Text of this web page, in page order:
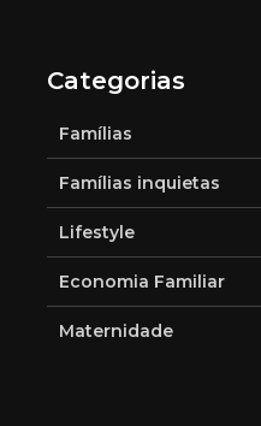
Categorias
Famílias
Famílias inquietas
Lifestyle
Economia Familiar
Maternidade